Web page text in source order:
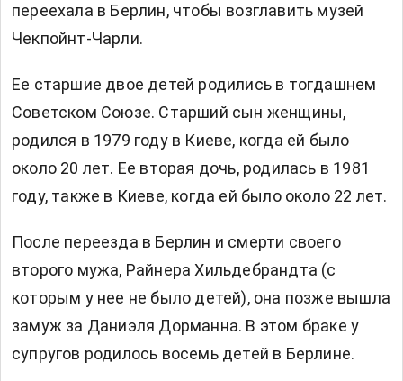
переехала в Берлин, чтобы возглавить музей
Чекпойнт-Чарли.
Ее старшие двое детей родились в тогдашнем
Советском Союзе. Старший сын женщины,
родился в 1979 году в Киеве, когда ей было
около 20 лет. Ее вторая дочь, родилась в 1981
году, также в Киеве, когда ей было около 22 лет.
После переезда в Берлин и смерти своего
второго мужа, Райнера Хильдебрандта (с
которым у нее не было детей), она позже вышла
замуж за Даниэля Дорманна. В этом браке у
супругов родилось восемь детей в Берлине.